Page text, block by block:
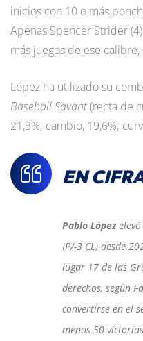
inicios con 10 o más
Apenas Spencer Strider
más juegos de ese
López ha utilizado su
Baseball Savant(recta de
21,3%; cambio, 19,6%;
EN
Pablo Lópezelevó
IP/-3 CL) desde
lugar 17 de las
derechos, según
convertirse en el
menos 50